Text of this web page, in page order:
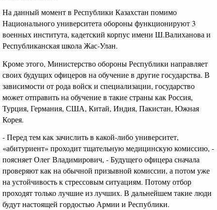
На данный момент в Республики Казахстан помимо
Национального университета обороны функционируют 3
военных института, кадетский корпус имени Ш.Валиханова и
Республиканская школа Жас-Улан.
Кроме этого, Министерство обороны Республики направляет
своих будущих офицеров на обучение в другие государства. В
зависимости от рода войск и специализации, государство
может отправить на обучение в такие страны как Россия,
Турция, Германия, США, Китай, Индия, Пакистан, Южная
Корея.
- Перед тем как зачислить в какой-либо университет,
«абитуриент» проходит тщательную медицинскую комиссию, -
поясняет Олег Владимирович, - Будущего офицера сначала
проверяют как на обычной призывной комиссии, а потом уже
на устойчивость к стрессовым ситуациям. Потому отбор
проходят только лучшие из лучших. В дальнейшем такие люди
будут настоящей гордостью Армии и Республики.